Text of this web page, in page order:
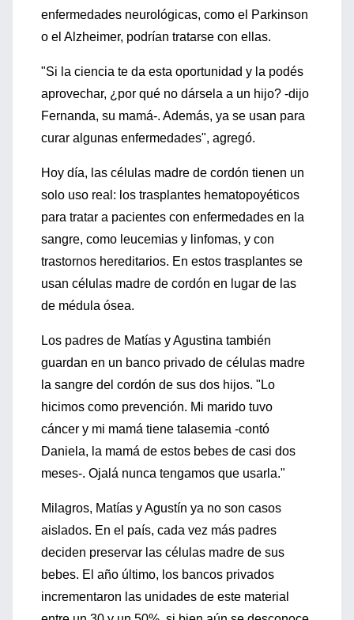
enfermedades neurológicas, como el Parkinson
o el Alzheimer, podrían tratarse con ellas.
"Si la ciencia te da esta oportunidad y la podés
aprovechar, ¿por qué no dársela a un hijo? -dijo
Fernanda, su mamá-. Además, ya se usan para
curar algunas enfermedades", agregó.
Hoy día, las células madre de cordón tienen un
solo uso real: los trasplantes hematopoyéticos
para tratar a pacientes con enfermedades en la
sangre, como leucemias y linfomas, y con
trastornos hereditarios. En estos trasplantes se
usan células madre de cordón en lugar de las
de médula ósea.
Los padres de Matías y Agustina también
guardan en un banco privado de células madre
la sangre del cordón de sus dos hijos. "Lo
hicimos como prevención. Mi marido tuvo
cáncer y mi mamá tiene talasemia -contó
Daniela, la mamá de estos bebes de casi dos
meses-. Ojalá nunca tengamos que usarla."
Milagros, Matías y Agustín ya no son casos
aislados. En el país, cada vez más padres
deciden preservar las células madre de sus
bebes. El año último, los bancos privados
incrementaron las unidades de este material